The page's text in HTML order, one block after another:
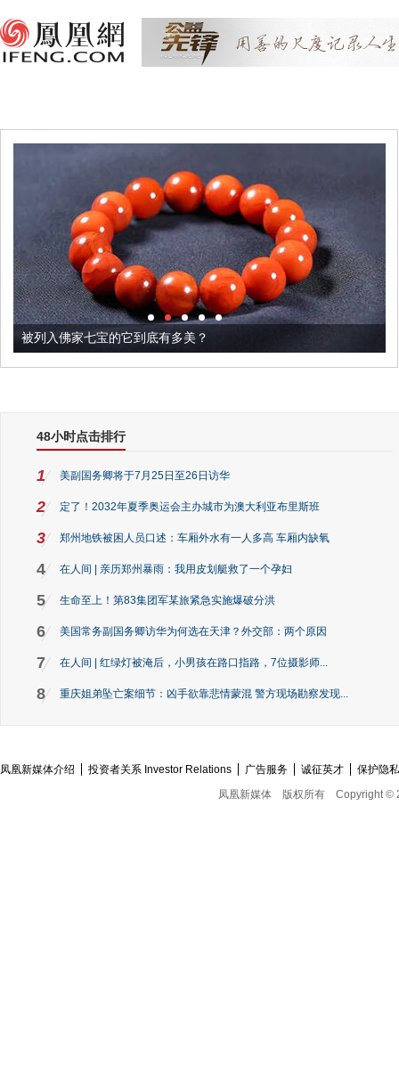
被列入佛家七宝的它到底有多美？
48小时点击排行
1 美副国务卿将于7月25日至26日访华
2 定了！2032年夏季奥运会主办城市为澳大利亚布里斯班
3 郑州地铁被困人员口述：车厢外水有一人多高 车厢内缺氧
4 在人间 | 亲历郑州暴雨：我用皮划艇救了一个孕妇
5 生命至上！第83集团军某旅紧急实施爆破分洪
6 美国常务副国务卿访华为何选在天津？外交部：两个原因
7 在人间 | 红绿灯被淹后，小男孩在路口指路，7位摄影师...
8 重庆姐弟坠亡案细节：凶手欲靠悲情蒙混 警方现场勘察发现...
凤凰新媒体介绍 投资者关系 Investor Relations 广告服务 诚征英才
保护隐
凤凰新媒体
版权所有 Copyright ©